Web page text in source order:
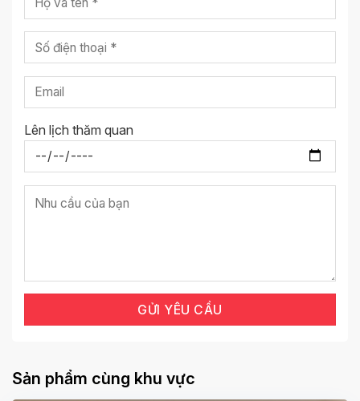
Lên lịch thăm quan
Sản phẩm cùng khu vực